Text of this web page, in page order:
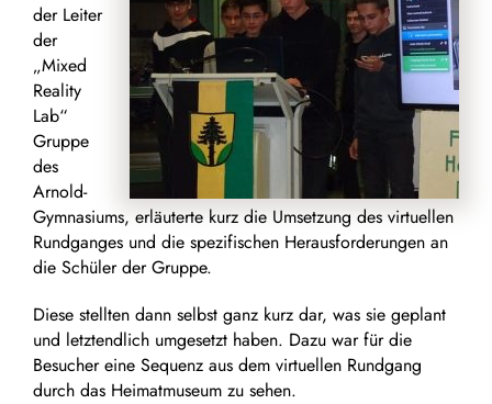
der Leiter
der
„Mixed
Reality
Lab“
Gruppe
des
Arnold-
Gymnasiums, erläuterte kurz die Umsetzung des virtuellen
Rundganges und die spezifischen Herausforderungen an
die Schüler der Gruppe.
Diese stellten dann selbst ganz kurz dar, was sie geplant
und letztendlich umgesetzt haben. Dazu war für die
Besucher eine Sequenz aus dem virtuellen Rundgang
durch das Heimatmuseum zu sehen.